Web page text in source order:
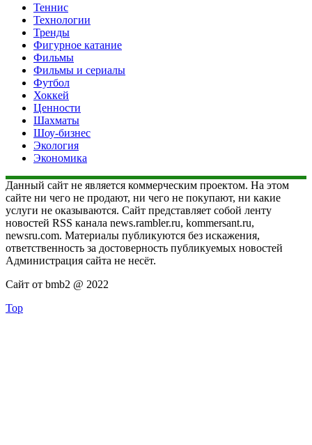
Теннис
Технологии
Тренды
Фигурное катание
Фильмы
Фильмы и сериалы
Футбол
Хоккей
Ценности
Шахматы
Шоу-бизнес
Экология
Экономика
Данный сайт не является коммерческим проектом. На этом
сайте ни чего не продают, ни чего не покупают, ни какие
услуги не оказываются. Сайт представляет собой ленту
новостей RSS канала news.rambler.ru, kommersant.ru,
newsru.com. Материалы публикуются без искажения,
ответственность за достоверность публикуемых новостей
Администрация сайта не несёт.
Сайт от bmb2 @ 2022
Top